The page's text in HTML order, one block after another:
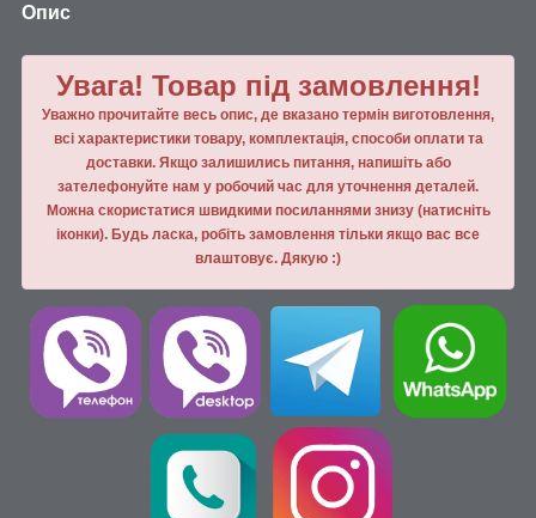
Опис
Увага! Товар під замовлення!
Уважно прочитайте весь опис, де вказано термін виготовлення,
всі характеристики товару, комплектація, способи оплати та
доставки. Якщо залишились питання, напишiть або
зателефонуйте нам у робочий час для уточнення деталей.
Можна скористатися швидкими посиланнями знизу (натисніть
іконки). Будь ласка, робiть замовлення тiльки якщо вас все
влаштовує. Дякую :)